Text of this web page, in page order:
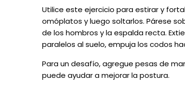
Utilice este ejercicio para estirar y
omóplatos y luego soltarlos. Párese
de los hombros y la espalda recta.
paralelos al suelo, empuja los codos
Para un desafío, agregue pesas de
puede ayudar a mejorar la postura.